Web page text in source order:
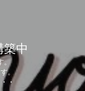
中
。
。
・